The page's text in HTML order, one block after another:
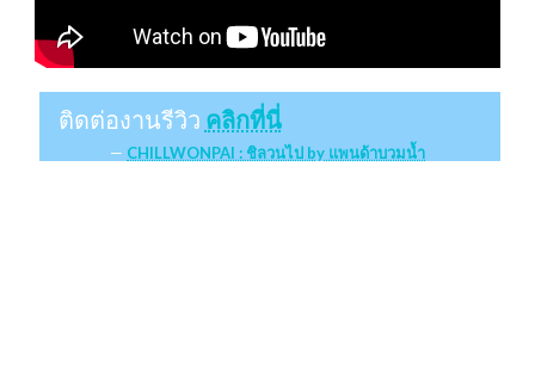
ติดต่องานรีวิว คลิกที่นี่
CHILLWONPAI : ชิลวนไป by แพนด้าบวมน้ำ